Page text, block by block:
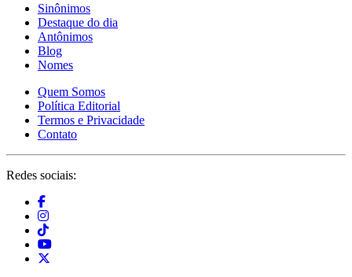
Sinônimos
Destaque do dia
Antônimos
Blog
Nomes
Quem Somos
Política Editorial
Termos e Privacidade
Contato
Redes sociais: